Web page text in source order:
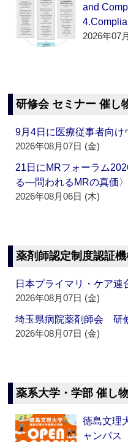
and
2026年07
研修会 セミナー 催し
9月4日に医療従事者向
2026年08月07日 (金)
21日にMRフォーラム
る―問われるMRの真価
2026年08月06日 (木)
薬剤師認定制度認証
日本プライマリ・ケア
2026年08月07日 (金)
埼玉県病院薬剤師会
2026年08月07日 (金)
薬系大学・学部 催し
徳島文理
ャンパス